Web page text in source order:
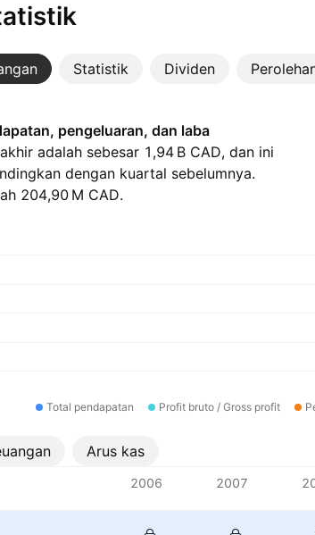
Statistik Dividen
pengeluaran, dan laba
adalah sebesar ‪1,94 B‬ CAD, dan ini
dengan kuartal sebelumnya.
‪204,90 M‬ CAD.
Total pendapatan
Profit bruto / Gross profit
Arus kas
2006 2007